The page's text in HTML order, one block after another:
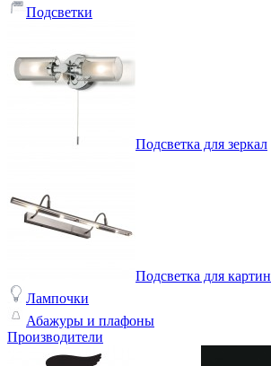
Подсветки
Подсветка для зеркал
Подсветка для картин
Лампочки
Абажуры и плафоны
Производители